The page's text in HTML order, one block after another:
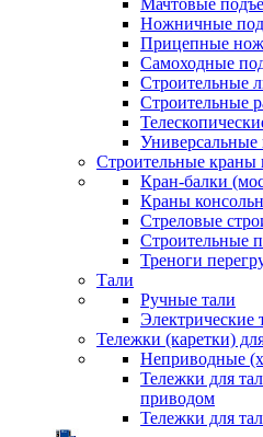
Мачтовые
Ножничные
Прицепные
Самоходные
Строительные
Строительные
Строительные краны
Кран-балки
Краны
Стреловые
Строительные
Треноги
Тали
Ручные тали
Электрические
Тележки (каретки)
Неприводные
Тележки для
приводом
Тележки для